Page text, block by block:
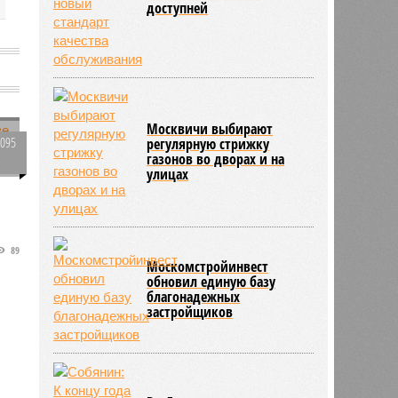
89
доступней
Москвичи выбирают
регулярную стрижку
газонов во дворах и на
улицах
Москомстройинвест
обновил единую базу
благонадежных
застройщиков